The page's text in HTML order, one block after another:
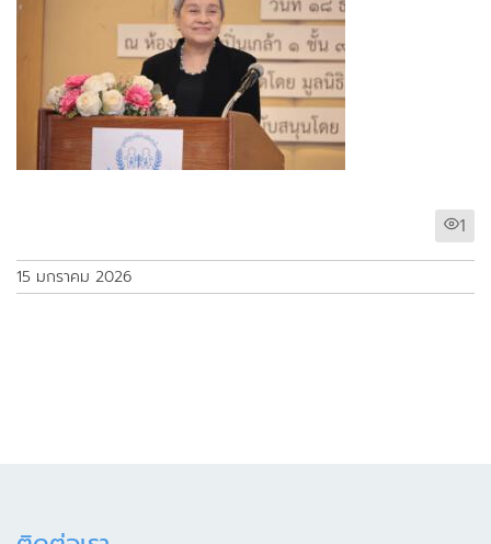
1
15 มกราคม 2026